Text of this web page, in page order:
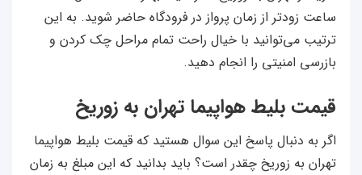
ساعت زودتر از زمان پرواز در فرودگاه حاضر شوید. به این
ترتیب می‌توانید با خیال راحت تمام مراحل چک کردن و
بازرسی امنیتی را انجام دهید.
قیمت بلیط هواپیما تهران به زوریخ
اگر به دنبال پاسخ این سوال هستید که قیمت بلیط هواپیما
تهران به زوریخ چقدر است؟ باید بدانید که این مبلغ به زمان